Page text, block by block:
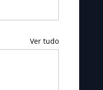
Ver tudo